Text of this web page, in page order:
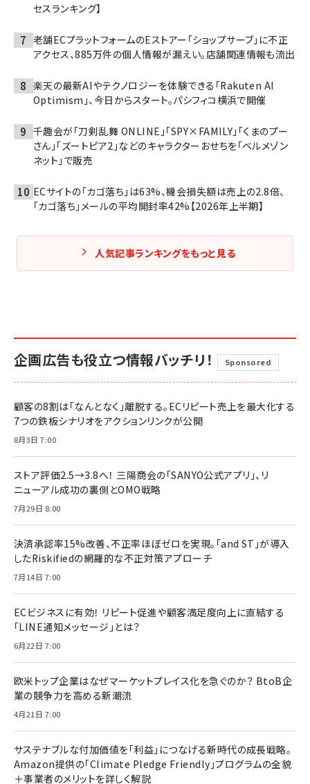
セスランキング】
老舗ECプラットフォームのEストアー「ショップサーブ」に不正
アクセス、885万件の個人情報が漏えい。店舗関連情報も流出
楽天の最新AIやテクノロジーを体験できる「Rakuten AI
Optimism」、今日からスタート。パシフィコ横浜で開催
千趣会が「刀剣乱舞 ONLINE」「SPY×FAMILY」「くまのプー
さん」「ズートピア2」などのキャラクターおせちを「ベルメゾン
ネット」で販売
ECサイトの「カゴ落ち」は63%、機会損失額は売上の2.8倍、
「カゴ落ち」メールの平均開封率42%【2026年上半期】
人気記事ランキングをもっと見る
企画広告も役立つ情報バッチリ！ Sponsored
顧客の8割は「なんとなく」離脱する。ECリピート売上を最大化する
7つの鉄板シナリオをアクションリンクが公開
8月3日 7:00
ストア評価2.5→3.8へ！ 三陽商会の「SANYO公式アプリ」、リ
ニューアル成功の裏側とOMO戦略
7月29日 8:00
決済承認率15%改善、不正率ほぼゼロを実現。「and ST」が導入
したRiskifiedの網羅的な不正対策アプローチ
7月14日 7:00
ECビジネスに有効！ リピート促進や顧客満足度向上に直結する
「LINE通知メッセージ」とは？
6月22日 7:00
欧米トップ企業はなぜマーケットプレイス化を急ぐのか？ BtoB企
業の競争力を高める新潮流
4月21日 7:00
サステナブルな付加価値を「利益」につなげる新時代の成長戦略。
Amazon提供の「Climate Pledge Friendly」プログラムの全貌
＋事業者のメリットを詳しく解説